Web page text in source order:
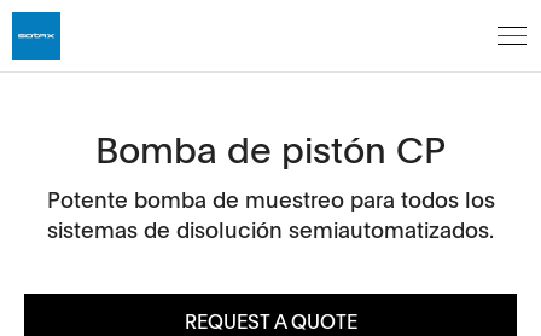
Bomba de pistón CP
Potente bomba de muestreo para todos los
sistemas de disolución semiautomatizados.
REQUEST A QUOTE